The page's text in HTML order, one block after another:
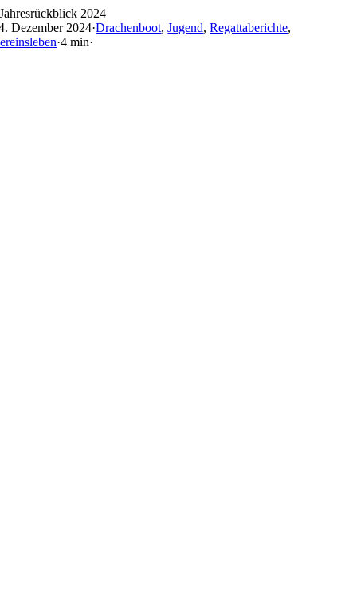
Skip
to
content
Jahresrückblick 2024
Dezember 2024·Drachenboot,Jugend,Regattaberichte,
·4 min·